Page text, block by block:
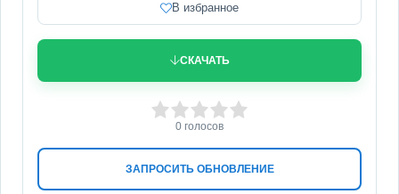
В избранное
СКАЧАТЬ
ЗАПРОСИТЬ ОБНОВЛЕНИЕ
3 4 5
0 голосов